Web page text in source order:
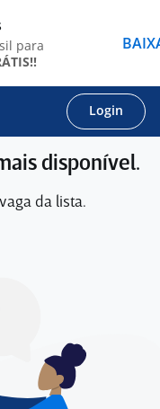
Login
disponível.
da lista.
para